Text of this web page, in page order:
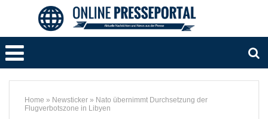
Home » Newsticker » Nato übernimmt Durchsetzung der
Flugverbotszone in Libyen